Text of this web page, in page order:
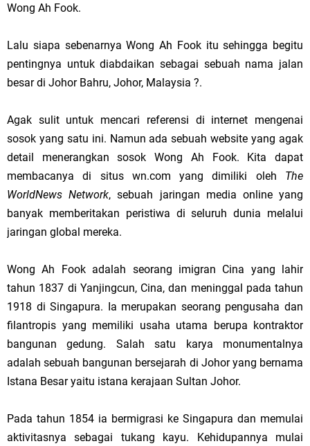
Wong Ah Fook.
Lalu siapa sebenarnya Wong Ah Fook itu sehingga begitu
pentingnya untuk diabdaikan sebagai sebuah nama jalan
besar di Johor Bahru, Johor, Malaysia ?.
Agak sulit untuk mencari referensi di internet mengenai
sosok yang satu ini. Namun ada sebuah website yang agak
detail menerangkan sosok Wong Ah Fook. Kita dapat
membacanya di situs wn.com yang dimiliki oleh The
WorldNews Network, sebuah jaringan media online yang
banyak memberitakan peristiwa di seluruh dunia melalui
jaringan global mereka.
Wong Ah Fook adalah seorang imigran Cina yang lahir
tahun 1837 di Yanjingcun, Cina, dan meninggal pada tahun
1918 di Singapura. Ia merupakan seorang pengusaha dan
filantropis yang memiliki usaha utama berupa kontraktor
bangunan gedung. Salah satu karya monumentalnya
adalah sebuah bangunan bersejarah di Johor yang bernama
Istana Besar yaitu istana kerajaan Sultan Johor.
Pada tahun 1854 ia bermigrasi ke Singapura dan memulai
aktivitasnya sebagai tukang kayu. Kehidupannya mulai